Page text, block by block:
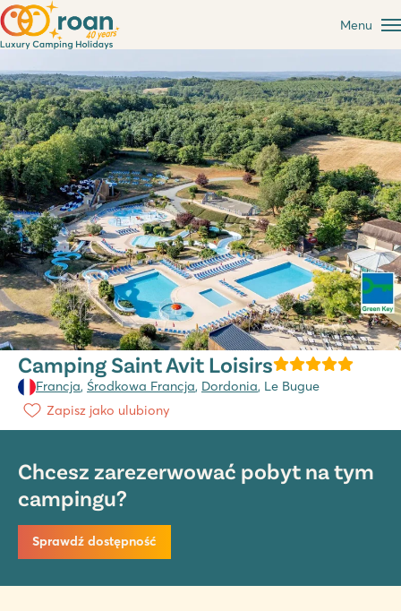
Menu
Camping Saint Avit Loisirs
Francja, Środkowa Francja, Dordonia, Le Bugue
Zapisz jako ulubiony
Chcesz zarezerwować pobyt na tym
campingu?
Sprawdź dostępność